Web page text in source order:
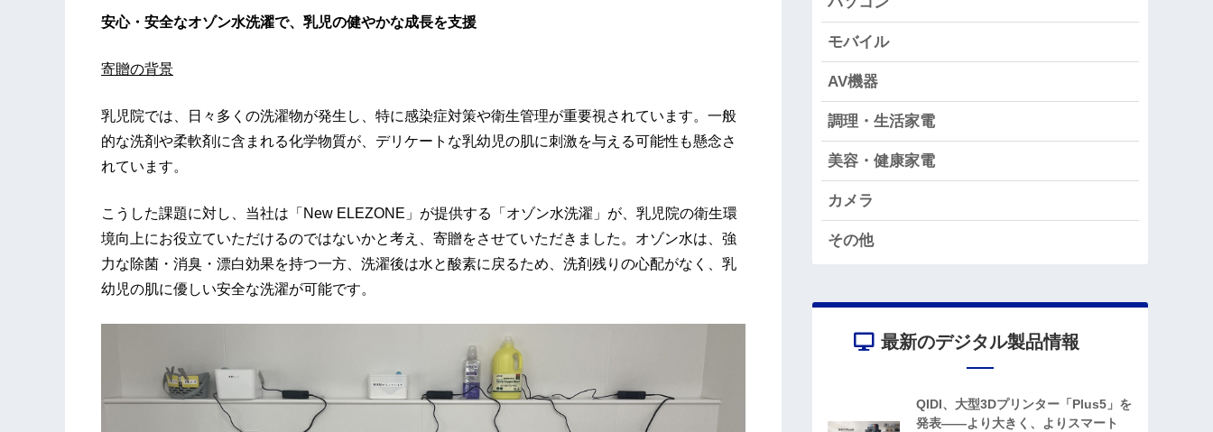
安心・安全なオゾン水洗濯で、乳児の健やかな成長を支援
寄贈の背景
乳児院では、日々多くの洗濯物が発生し、特に感染症対策や衛生管理が重要視されています。一般
的な洗剤や柔軟剤に含まれる化学物質が、デリケートな乳幼児の肌に刺激を与える可能性も懸念さ
れています。
こうした課題に対し、当社は「New ELEZONE」が提供する「オゾン水洗濯」が、乳児院の衛生環
境向上にお役立ていただけるのではないかと考え、寄贈をさせていただきました。オゾン水は、強
力な除菌・消臭・漂白効果を持つ一方、洗濯後は水と酸素に戻るため、洗剤残りの心配がなく、乳
幼児の肌に優しい安全な洗濯が可能です。
モバイル
AV機器
調理・生活家電
美容・健康家電
カメラ
その他
最新のデジタル製品情報
QIDI、大型3Dプリンター「Plus5」を
発表——より大きく、よりスマート